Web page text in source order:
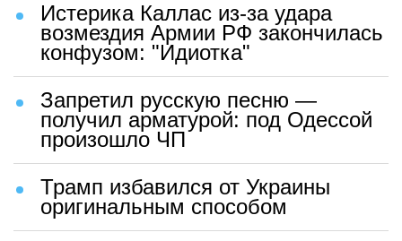
Истерика Каллас из-за удара
возмездия Армии РФ закончилась
конфузом: "Идиотка"
Запретил русскую песню —
получил арматурой: под Одессой
произошло ЧП
Трамп избавился от Украины
оригинальным способом